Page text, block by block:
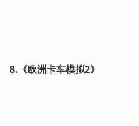
8.《欧洲卡车模拟2》